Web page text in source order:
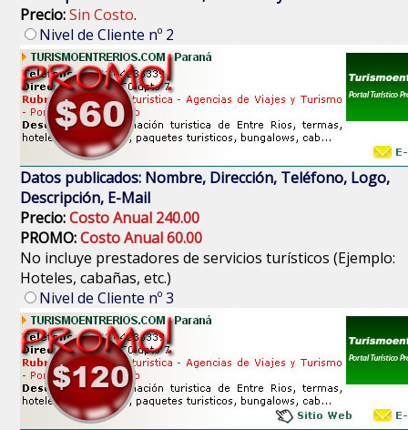
Precio:Sin Costo.
Nivel de Cliente nº 2
Datos publicados: Nombre, Dirección, Teléfono, Logo,
Descripción, E-Mail
Precio:Costo Anual 240.00
PROMO:Costo Anual 60.00
No incluye prestadores de servicios turísticos (Ejemplo:
Hoteles, cabañas, etc.)
Nivel de Cliente nº 3